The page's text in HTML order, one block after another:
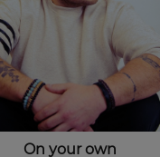
On your own